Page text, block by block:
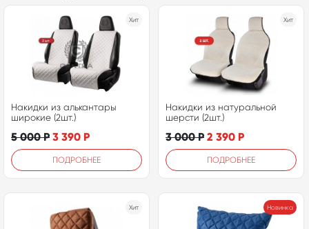
Хит
Накидки из алькантары
широкие (2шт.)
5 000Р 3 390 Р
ПОДРОБНЕЕ
Хит
Накидки из натуральной
шерсти (2шт.)
3 000Р 2 390 Р
ПОДРОБНЕЕ
Хит Новинка